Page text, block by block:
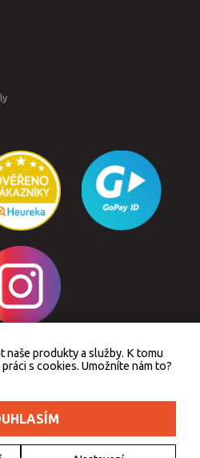
od smlouvy
povinen vystavit kupujícímu účtenku.
tržbu u správce daně online, v případě
pak nejpozději do 48 hodin.
naše produkty a služby. K tomu
s cookies. Umožníte nám to?